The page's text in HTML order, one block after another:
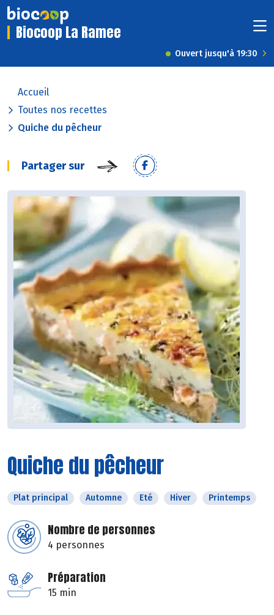
Biocoop La Ramee
Ouvert jusqu'à 19:30
Accueil
Toutes nos recettes
Quiche du pêcheur
Partager sur
Quiche du pêcheur
Plat principal Automne Eté Hiver Printemps
Nombre de personnes
4 personnes
Préparation
15 min